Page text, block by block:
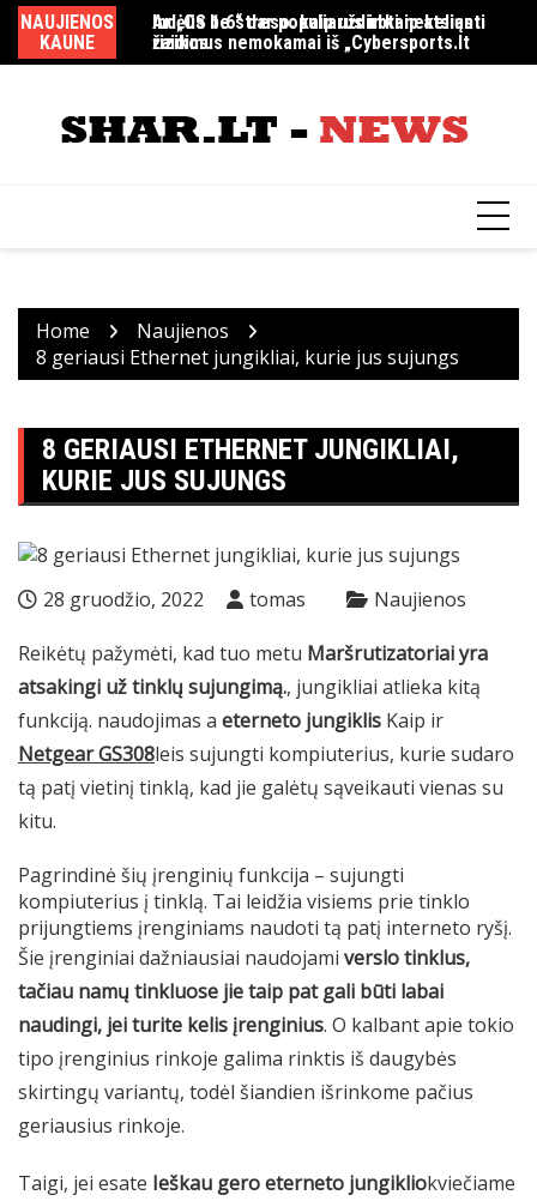
Skip
content
NAUJIENOS
KAUNE
Indėlis be streso: kaip uždirbti nekeliant
rizikos
Ar „CS 1.6“ dar populiarus ir kaip atsiųsti
žaidimus nemokamai iš „Cybersports.lt
Home
Naujienos
8 geriausi Ethernet jungikliai, kurie jus sujungs
8 GERIAUSI ETHERNET JUNGIKLIAI,
KURIE JUS SUJUNGS
28 gruodžio, 2022 tomas Naujienos
Reikėtų pažymėti, kad tuo metu Maršrutizatoriai yra
atsakingi už tinklų sujungimą., jungikliai atlieka kitą
funkciją. naudojimas a eterneto jungiklis Kaip ir
Netgear GS308leis sujungti kompiuterius, kurie sudaro
tą patį vietinį tinklą, kad jie galėtų sąveikauti vienas su
kitu.
Pagrindinė šių įrenginių funkcija – sujungti
kompiuterius į tinklą. Tai leidžia visiems prie tinklo
prijungtiems įrenginiams naudoti tą patį interneto ryšį.
Šie įrenginiai dažniausiai naudojami verslo tinklus,
tačiau namų tinkluose jie taip pat gali būti labai
naudingi, jei turite kelis įrenginius. O kalbant apie tokio
tipo įrenginius rinkoje galima rinktis iš daugybės
skirtingų variantų, todėl šiandien išrinkome pačius
geriausius rinkoje.
Taigi, jei esate Ieškau gero eterneto jungikliokviečiame